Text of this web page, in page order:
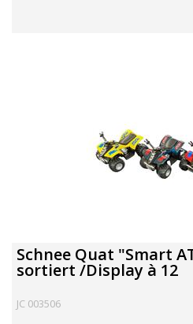
Schnee Quat "Smart
sortiert /Display à 12
JC 003506